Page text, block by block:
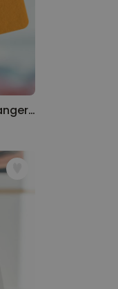
Gepersonaliseerde geurhanger met drank en tekst set van 2